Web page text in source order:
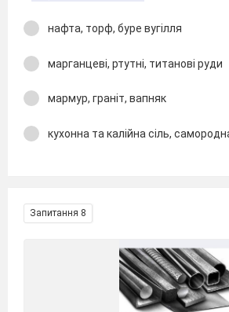
нафта, торф, буре вугілля
марганцеві, ртутні, титанові руди
мармур, граніт, вапняк
кухонна та калійна сіль,
Запитання 8